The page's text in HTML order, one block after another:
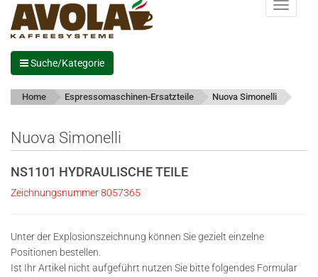
Menu
Suche/Kategorie
Home Espressomaschinen-Ersatzteile Nuova Simonelli
Nuova Simonelli
NS1101 HYDRAULISCHE TEILE
Zeichnungsnummer 8057365
Unter der Explosionszeichnung können Sie gezielt einzelne
Positionen bestellen.
Ist Ihr Artikel nicht aufgeführt nutzen Sie bitte folgendes Formular